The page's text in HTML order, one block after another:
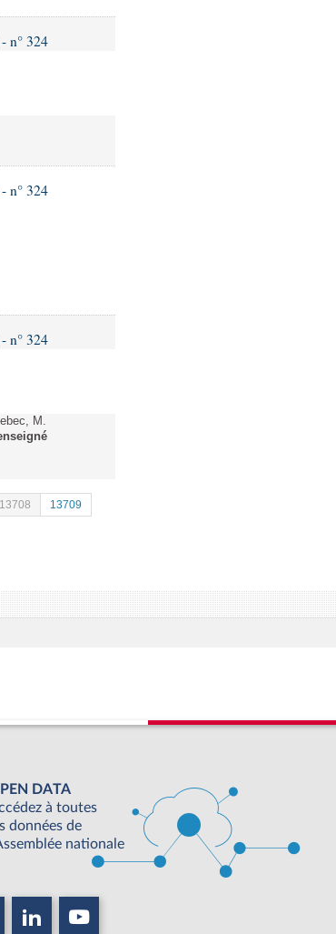
n° 324
n° 324
n° 324
M.
13708
13709
DATA
à toutes
données de
nationale